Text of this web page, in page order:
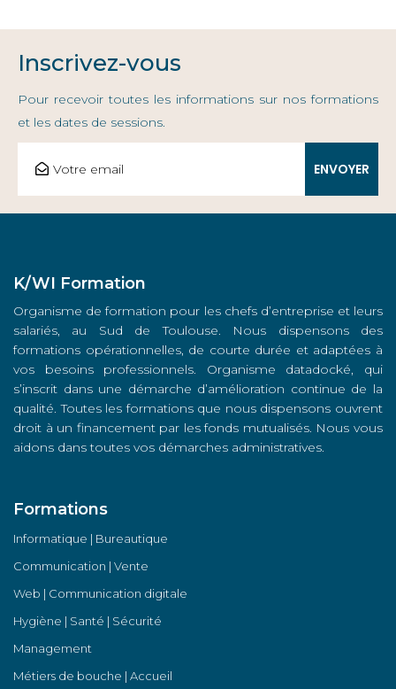
Inscrivez-vous
Pour recevoir toutes les informations sur nos formations
et les dates de sessions.
K/WI Formation
Organisme de formation pour les chefs d’entreprise et leurs
salariés, au Sud de Toulouse. Nous dispensons des
formations opérationnelles, de courte durée et adaptées à
vos besoins professionnels. Organisme datadocké, qui
s’inscrit dans une démarche d’amélioration continue de la
qualité. Toutes les formations que nous dispensons ouvrent
droit à un financement par les fonds mutualisés. Nous vous
aidons dans toutes vos démarches administratives.
Formations
Informatique | Bureautique
Communication | Vente
Web | Communication digitale
Hygiène | Santé | Sécurité
Management
Métiers de bouche | Accueil